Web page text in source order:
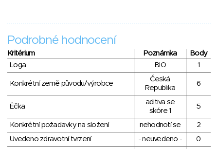
Podrobné hodnocení
Kritérium Poznámka
Body
Loga
BIO 1
Konkrétní země původu/výrobce
Česká
Republika
6
Éčka
aditiva se
skóre 1
5
Konkrétní požadavky na složení nehodnotí se
2
Uvedeno zdravotní tvrzení
- neuvedeno -
0